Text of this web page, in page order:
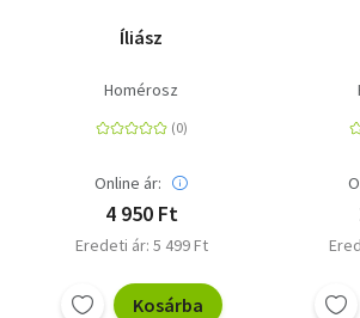
Íliász
Homérosz
Online ár:
4 950 Ft
Eredeti ár: 5 499 Ft
Kosárba